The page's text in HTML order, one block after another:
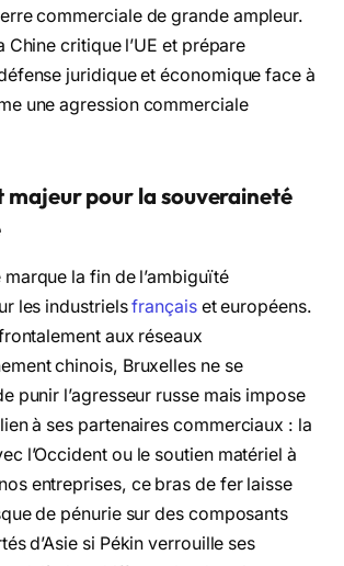
commerciale de grande ampleur.
Chine critique l’UE et prépare
juridique et économique face à
une agression commerciale
majeur pour la souveraineté
la fin de l’ambiguïté
les industrielsfrançaiset européens.
aux réseaux
chinois, Bruxelles ne se
punir l’agresseur russe mais impose
à ses partenaires commerciaux : la
l’Occident ou le soutien matériel à
entreprises, ce bras de fer laisse
de pénurie sur des composants
d’Asie si Pékin verrouille ses